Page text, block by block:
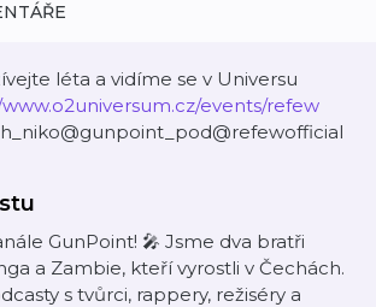
léta a vidíme se v Universu
events/refew
GunPoint! 🎤 Jsme dva bratři
a Zambie, kteří vyrostli v Čechách.
s tvůrci, rappery, režiséry a